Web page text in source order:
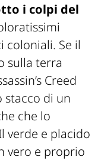
i colpi del
coloniali. Se il
sulla terra
Creed
stacco di un
che lo
verde e placido
vero e proprio